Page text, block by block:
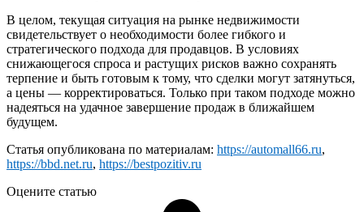
В целом, текущая ситуация на рынке недвижимости
свидетельствует о необходимости более гибкого и
стратегического подхода для продавцов. В условиях
снижающегося спроса и растущих рисков важно сохранять
терпение и быть готовым к тому, что сделки могут затянуться,
а цены — корректироваться. Только при таком подходе можно
надеяться на удачное завершение продаж в ближайшем
будущем.
Статья опубликована по материалам: https://automall66.ru,
https://bbd.net.ru, https://bestpozitiv.ru
Оцените статью